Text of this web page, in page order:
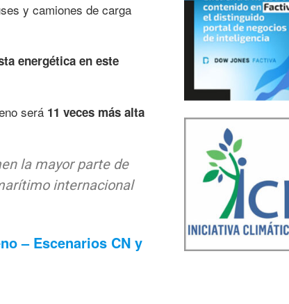
y camiones de carga
energética en este
será 11 veces más alta
la mayor parte de
internacional
– Escenarios CN y